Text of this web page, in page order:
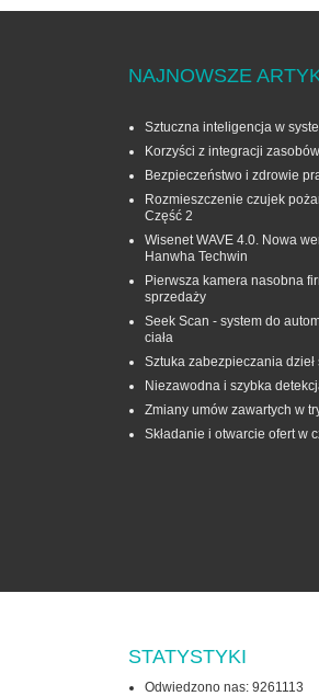
NAJNOWSZE
Sztuczna inteligencja w
Korzyści z integracji
Bezpieczeństwo i zdrowie
Rozmieszczenie czujek
Część 2
Wisenet WAVE 4.0. Nowa
Hanwha Techwin
Pierwsza kamera nasobna
sprzedaży
Seek Scan - system do
ciała
Sztuka zabezpieczania dzieł
Niezawodna i szybka
Zmiany umów zawartych w
Składanie i otwarcie ofert w
STATYSTYKI
Odwiedzono nas: 9261113